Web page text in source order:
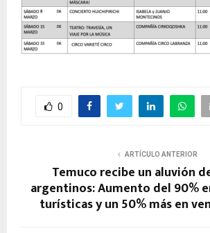
0
ARTÍCULO ANTERIOR
Temuco recibe un aluvión
argentinos: Aumento del 90%
turísticas y un 50% más en